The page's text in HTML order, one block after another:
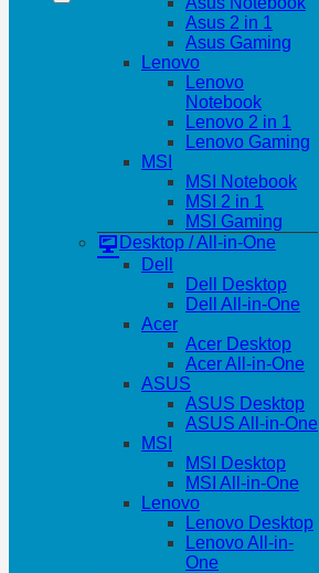
Asus 2 in 1
Asus Gaming
Lenovo
Lenovo
Notebook
Lenovo 2 in 1
Lenovo Gaming
MSI
MSI Notebook
MSI 2 in 1
MSI Gaming
Desktop / All-in-One
Dell
Dell Desktop
Dell All-in-One
Acer
Acer Desktop
Acer All-in-One
ASUS
ASUS Desktop
ASUS All-in-One
MSI
MSI Desktop
MSI All-in-One
Lenovo
Lenovo Desktop
Lenovo All-in-
One